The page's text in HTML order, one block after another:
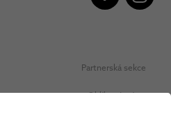
Partnerská sekce
Oblíbená místa